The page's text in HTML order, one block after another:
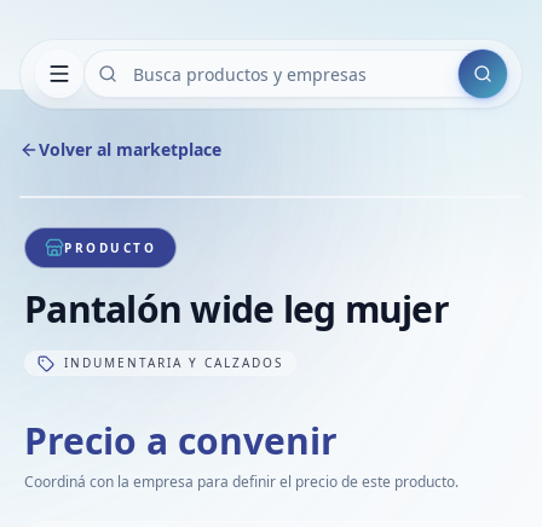
Buscar
Volver al marketplace
1/1
PRODUCTO
Pantalón wide leg mujer
INDUMENTARIA Y CALZADOS
Precio a convenir
Coordiná con la empresa para definir el precio de este producto.